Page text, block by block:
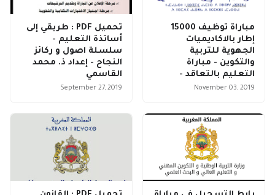
مباراة توظيف 15000
إطار بالاكاديميات
الجهوية للتربية
والتكوين - مباراة
التعليم بالتعاقد -
November 03, 2019
تحميل PDF : طريقي إلى
أساتذة التعليم -
سلسلة اصول و ركائز
النجاح - إعداد ذ. محمد
القاسمي
September 27, 2019